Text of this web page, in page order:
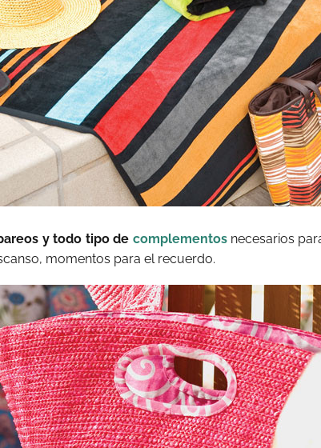
y todo tipo de complementosnecesarios
momentos para el recuerdo.